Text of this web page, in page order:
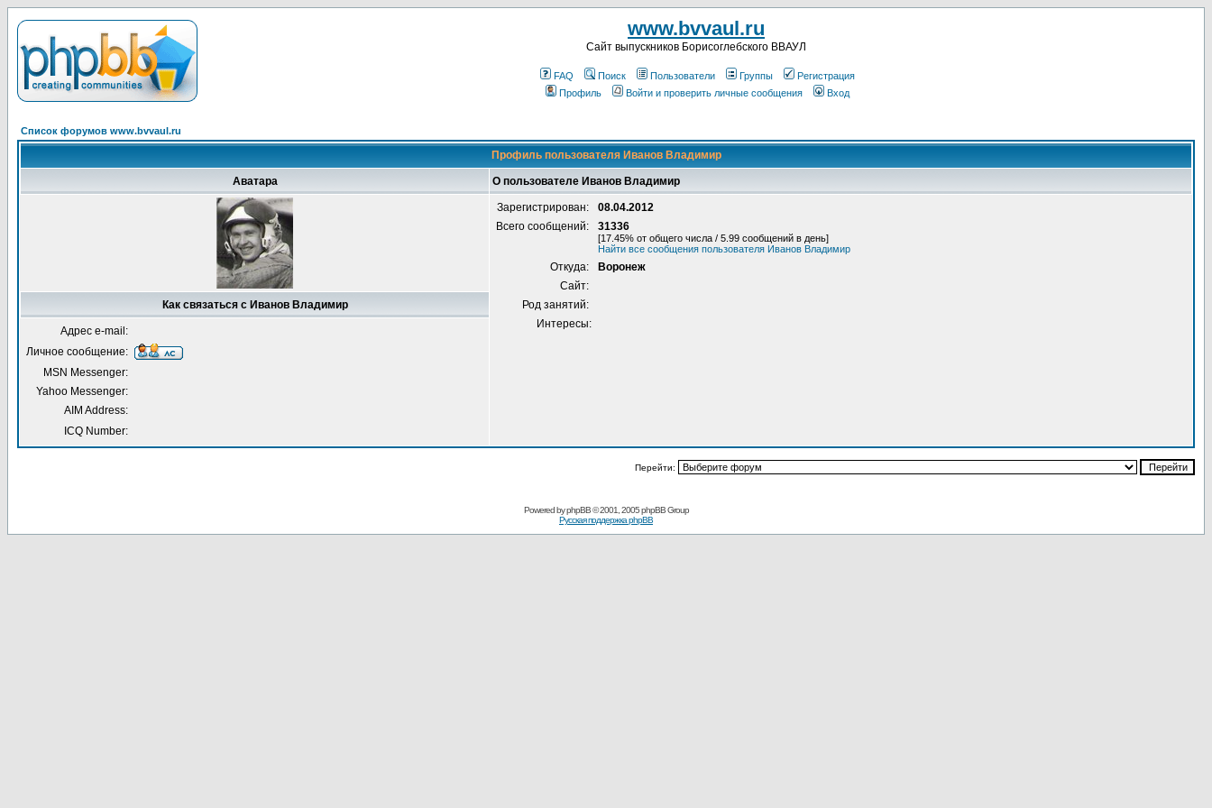
www.bvvaul.ru
Cайт выпускников Борисоглебского ВВАУЛ
FAQ Поиск Пользователи Группы
Регистрация
Профиль
Войти и проверить личные сообщения Вход
Список форумов www.bvvaul.ru
Профиль пользователя Иванов Владимир
Аватара О пользователе Иванов Владимир
Зарегистрирован:
08.04.2012
Всего сообщений:
31336
[17.45% от общего числа / 5.99 сообщений в день]
Найти все сообщения пользователя Иванов Владимир
Откуда:
Воронеж
Сайт:
Род занятий:
Интересы:
Как связаться с Иванов Владимир
Адрес e-mail:
Личное сообщение:
MSN Messenger:
Yahoo Messenger:
AIM Address:
ICQ Number:
Перейти:
Powered byphpBB© 2001, 2005 phpBB Group
Русская поддержка phpBB